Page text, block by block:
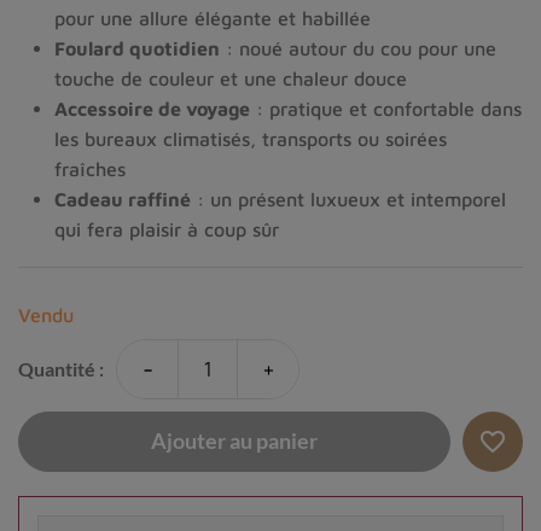
pour une allure élégante et habillée
Foulard quotidien : noué autour du cou pour une
touche de couleur et une chaleur douce
Accessoire de voyage : pratique et confortable dans
les bureaux climatisés, transports ou soirées
fraîches
Cadeau raffiné : un présent luxueux et intemporel
qui fera plaisir à coup sûr
Vendu
Quantité : - +
Ajouter au panier favorite_border